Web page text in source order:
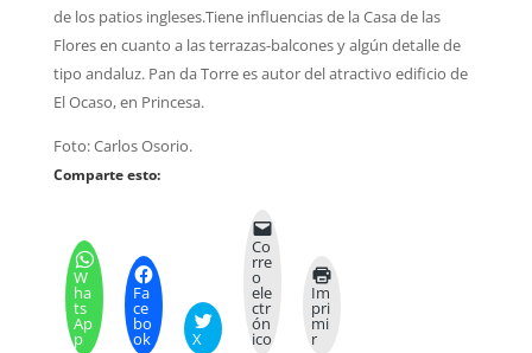
de los patios ingleses.Tiene influencias de la Casa de las
Flores en cuanto a las terrazas-balcones y algún detalle de
tipo andaluz. Pan da Torre es autor del atractivo edificio de
El Ocaso, en Princesa.
Foto: Carlos Osorio.
Comparte esto:
W
ha
ts
Ap
p
Fa
ce
bo
ok X
Co
rre
o
ele
ctr
ón
ico
Im
pri
mi
r